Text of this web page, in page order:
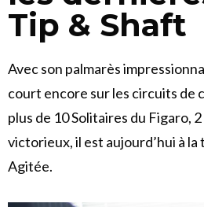
Tip & Shaft
Avec son palmarès
court encore sur les circuits de
plus de 10 Solitaires du Figaro,
victorieux, il est aujourd’hui à
Agitée.